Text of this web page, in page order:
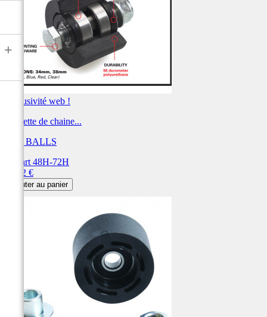
+
Exclusivité web !
Roulette de chaine...
ALL BALLS
Départ 48H-72H
35,72 €
Ajouter au panier